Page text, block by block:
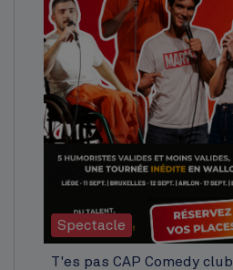
Spectacle
T'es pas CAP Comedy club